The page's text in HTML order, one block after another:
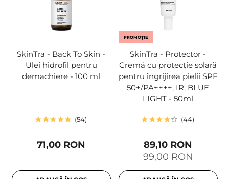
SkinTra - Back To Skin -
Ulei hidrofil pentru
demachiere - 100 ml
54
71,00 RON
PROMOȚIE
SkinTra - Protector -
Cremă cu protecție solară
pentru îngrijirea pielii SPF
50+/PA++++, IR, BLUE
LIGHT - 50ml
44
99,00 RON
89,10 RON